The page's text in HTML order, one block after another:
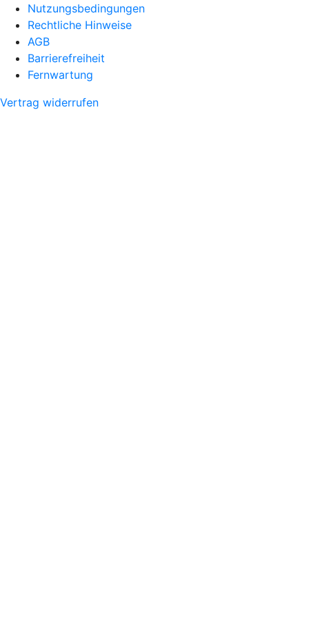
Nutzungsbedingungen
Rechtliche Hinweise
AGB
Barrierefreiheit
Fernwartung
Vertrag widerrufen